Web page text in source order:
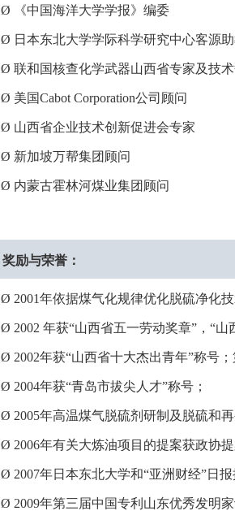
Ø 《中国海洋大学学报》编委
Ø 日本东北大学学际科学研究中心客源
Ø 联和国核查化学武器山西省专家及技
Ø 美国Cabot Corporation公司顾问
Ø 山西省企业技术创新促进会专家
Ø 新加坡万帮集团顾问
Ø 内蒙古霍林河煤业集团顾问
奖励与荣誉：
Ø 2001年依据煤气化规律优化脱硫净化
Ø 2002 年获“山西省五一劳动奖章”，“山
Ø 2002年获“山西省十大杰出青年”称号；
Ø 2004年获“青岛市拔尖人才”称号；
Ø 2005年高温煤气脱硫剂研制及脱硫和
Ø 2006年有关大炼油项目的提案获政协
Ø 2007年日本东北大学和“亚洲财经”日
Ø 2009年第三届中国专利山东优秀发明